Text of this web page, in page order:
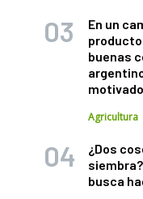
En un
buenas
Agricultura
¿Dos
busca